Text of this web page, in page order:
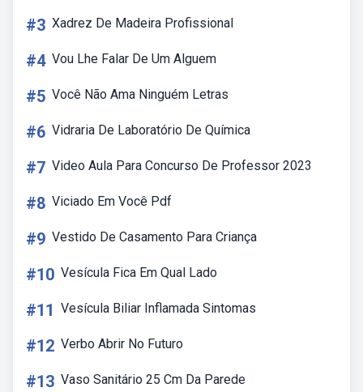
#3 Xadrez De Madeira Profissional
#4 Vou Lhe Falar De Um Alguem
#5 Você Não Ama Ninguém Letras
#6 Vidraria De Laboratório De Química
#7 Video Aula Para Concurso De Professor 2023
#8 Viciado Em Você Pdf
#9 Vestido De Casamento Para Criança
#10 Vesícula Fica Em Qual Lado
#11 Vesícula Biliar Inflamada Sintomas
#12 Verbo Abrir No Futuro
#13 Vaso Sanitário 25 Cm Da Parede